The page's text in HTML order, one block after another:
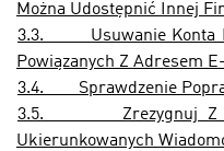
Można Udostępnić Innej
3.3.
Usuwanie Konta
Powiązanych Z Adresem
3.4.
Sprawdzenie
3.5.
Zrezygnuj Z
Ukierunkowanych